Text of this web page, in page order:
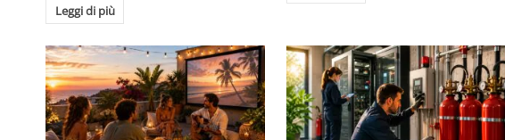
Leggi di più